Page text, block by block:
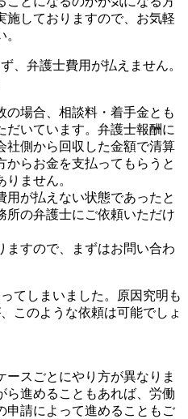
施しておりますので、お気軽
、弁護士費用が払えません。
の場合、相談料・着手金とも
だいています。弁護士報酬に
社側から回収した金額で清算
からお金を支払ってもらうと
ません。
用が払えない状態であったと
所の弁護士にご依頼いただけ
ますので、まずはお問い合わ
てしまいました。原因究明も
このような依頼は可能でしょ
ースごとにやり方が異なりま
ら進めることもあれば、労働
申請によって進めることもご